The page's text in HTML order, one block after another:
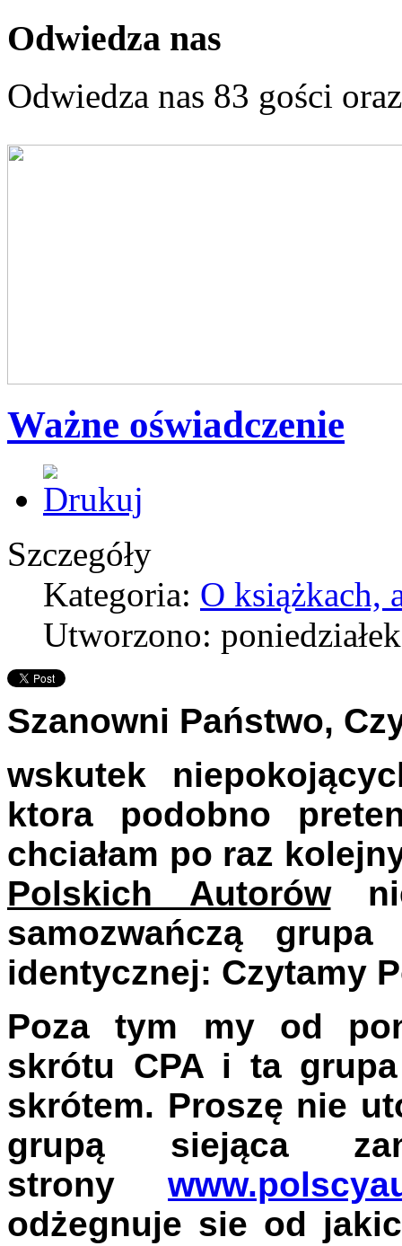
Odwiedza nas
Odwiedza nas 83 gości
Ważne oświadczenie
Szczegóły
Kategoria: O książkach,
Utworzono:
Szanowni Państwo,
wskutek
ktora podobno
chciałam po raz
Polskich Autorów
samozwańczą
identycznej: Czytamy
Poza tym my od
skrótu CPA i ta
skrótem. Proszę nie
grupą siejąca
strony
odżegnuje sie od